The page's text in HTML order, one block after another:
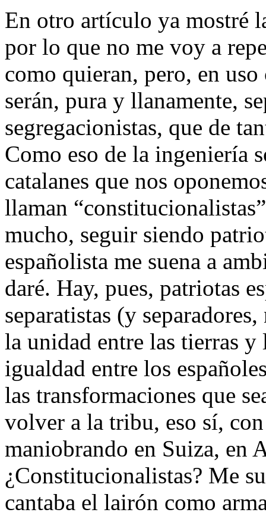
En otro artículo ya mostré
por lo que no me voy a
como quieran, pero, en
serán, pura y llanamente,
segregacionistas, que de
Como eso de la ingeniería
catalanes que nos
llaman
mucho, seguir siendo
españolista me suena a
daré. Hay, pues, patriotas
separatistas (y
la unidad entre las tierras y
igualdad entre los
las transformaciones que
volver a la tribu, eso sí,
maniobrando en Suiza, en
¿Constitucionalistas? Me
cantaba el lairón como